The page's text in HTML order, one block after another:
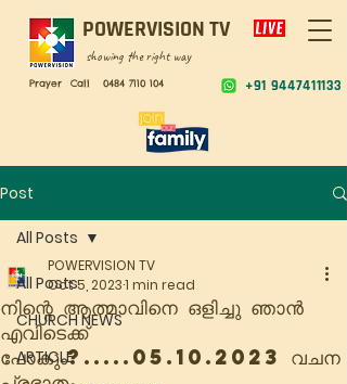
POWERVISION TV
showing the right way
+91 9447411133
Prayer Call 0484 7110 104
Post
All Posts
CHURCH NEWS
ARTICLE
All Posts
നിന്റെ ആത്മാവിനെ ഒളിച്ചു ഞാൻ
എവിടെക്ക്
പോകും?.....05.10.2023 വചന
POWERVISION TV
Oct 5, 20231 min read